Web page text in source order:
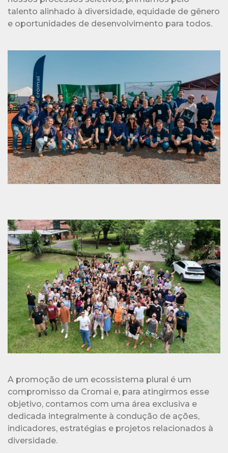
A promoção de um ecossistema plural é um
objetivo, contamos com uma área exclusiva e
dedicada integralmente à condução de ações,
indicadores, estratégias e projetos relacionados à
diversidade.
Além disso, trabalhamos para valorizar nossos
times continuamente, tanto do ponto de vista do